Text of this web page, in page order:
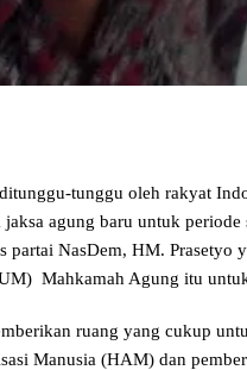
tunggu oleh rakyat
agung baru untuk periode
NasDem, HM. Prasetyo
Mahkamah Agung itu
ruang yang cukup
Manusia (HAM) dan